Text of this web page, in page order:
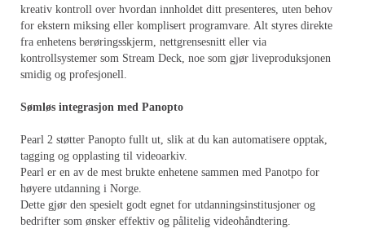
kreativ kontroll over hvordan innholdet ditt presenteres, uten behov
for ekstern miksing eller komplisert programvare. Alt styres direkte
fra enhetens berøringsskjerm, nettgrensesnitt eller via
kontrollsystemer som Stream Deck, noe som gjør liveproduksjonen
smidig og profesjonell.
Sømløs integrasjon med Panopto
Pearl 2 støtter Panopto fullt ut, slik at du kan automatisere opptak,
tagging og opplasting til videoarkiv.
Pearl er en av de mest brukte enhetene sammen med Panotpo for
høyere utdanning i Norge.
Dette gjør den spesielt godt egnet for utdanningsinstitusjoner og
bedrifter som ønsker effektiv og pålitelig videohåndtering.